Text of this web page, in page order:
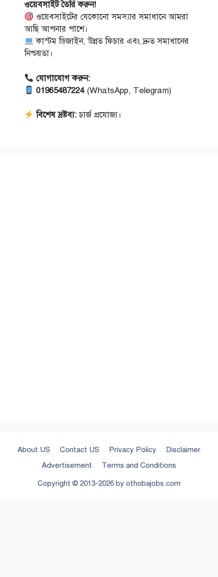
ওয়েবসাইট তৈরি করুন!
ওয়েবসাইটের যেকোনো সমস্যার সমাধানে আমরা
আছি আপনার পাশে।
কাস্টম ডিজাইন, উন্নত ফিচার এবং দ্রুত সমাধানের
নিশ্চয়তা।
যোগাযোগ করুন:
01965487224(WhatsApp, Telegram)
বিশেষ দ্রষ্টব্য:চার্জ প্রযোজ্য।
About US Contact US Privacy Policy
Disclaimer
Advertisement
Terms and Conditions
Copyright © 2013-2026 by othobajobs.com